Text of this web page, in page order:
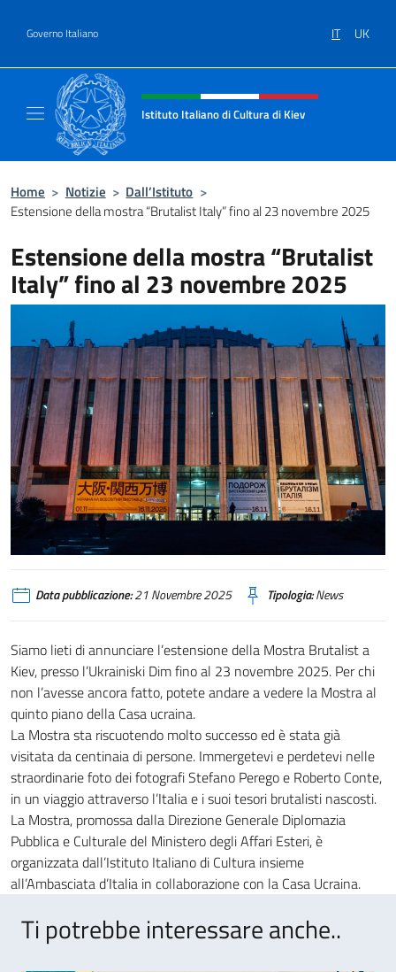
Governo Italiano IT UK
Intestazione sito, social e menù
Istituto Italiano di Cultura di Kiev
Home > Notizie > Dall’Istituto >
Estensione della mostra “Brutalist Italy” fino al 23 novembre 2025
Estensione della mostra “Brutalist
Italy” fino al 23 novembre 2025
Data pubblicazione:21 Novembre 2025 Tipologia:News
Siamo lieti di annunciare l’estensione della Mostra Brutalist a
Kiev, presso l’Ukrainiski Dim fino al 23 novembre 2025. Per chi
non l’avesse ancora fatto, potete andare a vedere la Mostra al
quinto piano della Casa ucraina.
La Mostra sta riscuotendo molto successo ed è stata già
visitata da centinaia di persone. Immergetevi e perdetevi nelle
straordinarie foto dei fotografi Stefano Perego e Roberto Conte,
in un viaggio attraverso l’Italia e i suoi tesori brutalisti nascosti.
La Mostra, promossa dalla Direzione Generale Diplomazia
Pubblica e Culturale del Ministero degli Affari Esteri, è
organizzata dall’Istituto Italiano di Cultura insieme
all’Ambasciata d’Italia in collaborazione con la Casa Ucraina.
Ti potrebbe interessare anche..